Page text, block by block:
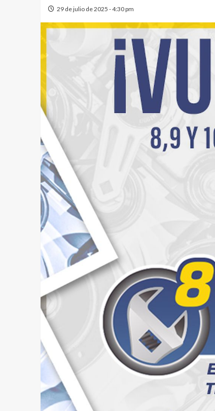
29 de julio de 2025 - 4:30 pm